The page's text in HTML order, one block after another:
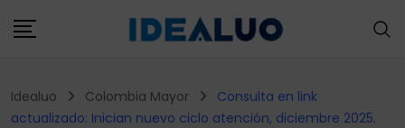
to
Idealuo Colombia Mayor
Consulta en link
actualizado: Inician nuevo ciclo atención, diciembre 2025.